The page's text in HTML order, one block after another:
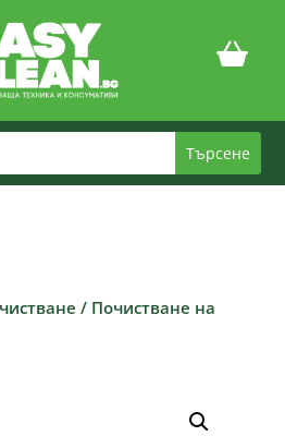
/ Почистване на